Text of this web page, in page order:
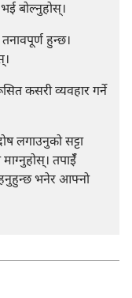
बोल्नुहोस्‌।
हुन्छ।
कसरी व्यवहार गर्ने
लगाउनुको सट्टा
तपाईँ
भनेर आफ्नो